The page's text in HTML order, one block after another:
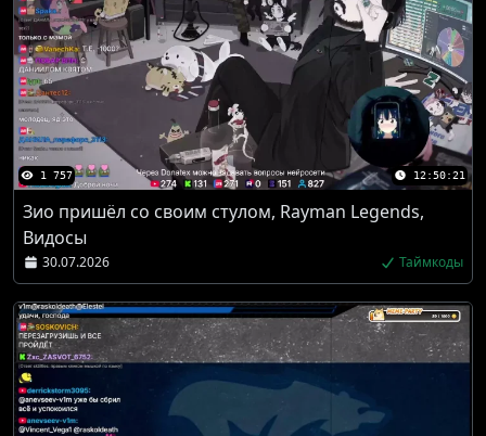
1 757 12:50:21
Зио пришёл со своим стулом, Rayman Legends,
Видосы
30.07.2026 Таймкоды